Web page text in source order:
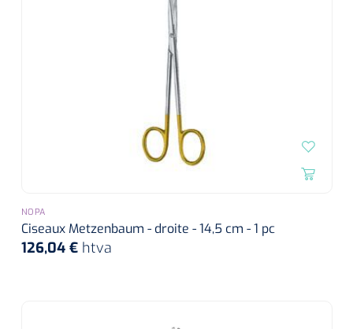
NOPA
Ciseaux Metzenbaum - droite - 14,5 cm - 1 pc
126,04 € htva